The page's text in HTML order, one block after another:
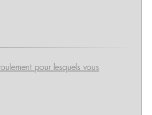
pour lesquels vous